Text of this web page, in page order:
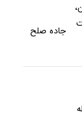
جاده صلح